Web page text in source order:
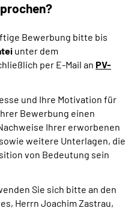
Bewerbung bitte bis
unter dem
per E-Mail an PV-
und Ihre Motivation für
Bewerbung einen
Ihrer erworbenen
weitere Unterlagen, die
von Bedeutung sein
Sie sich bitte an den
Herrn Joachim Zastrau,